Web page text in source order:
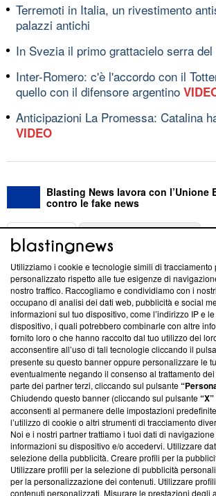
Terremoti in Italia, un rivestimento
palazzi antichi
In Svezia il primo grattacielo serra del
Inter-Romero: c'è l'accordo con il
quello con il difensore argentino
Anticipazioni La Promessa: Catalina
VIDEO
Blasting News lavora con l’Unione
contro le fake news
ABOUT
Questa sezione offre informazioni
News, sui nostri processi editoriali e su
creare news di qualità. Inoltre, afferma la
‘Trust Project - News with Integrity’Blasting
ancora membro del programma, ma ha
parte; Trust Project non ha ancora effettuato
conformità agli standard.
Su di noi
Team editoriale
Corporate
Redazione
Informativa Privacy
Utilizziamo i cookie e tecnologie simili di tracciamento
personalizzato rispetto alle tue esigenze di
nostro traffico. Raccogliamo e condividiamo con i nostri
occupano di analisi dei dati web, pubblicità e social
informazioni sul tuo dispositivo, come l’indirizzo IP e
dispositivo, i quali potrebbero combinarle con altre
fornito loro o che hanno raccolto dal tuo utilizzo dei
acconsentire all’uso di tali tecnologie cliccando il
presente su questo banner oppure personalizzare le
eventualmente negando il consenso al trattamento
parte dei partner terzi, cliccando sul pulsante
Chiudendo questo banner (cliccando sul pulsante“X”
acconsenti al permanere delle impostazioni
l’utilizzo di cookie o altri strumenti di tracciamento
Noi e i nostri partner trattiamo i tuoi dati di
informazioni su dispositivo e/o accedervi. Utilizzare
selezione della pubblicità. Creare profili per la
Utilizzare profili per la selezione di pubblicità
per la personalizzazione dei contenuti. Utilizzare
contenuti personalizzati. Misurare le prestazioni degli